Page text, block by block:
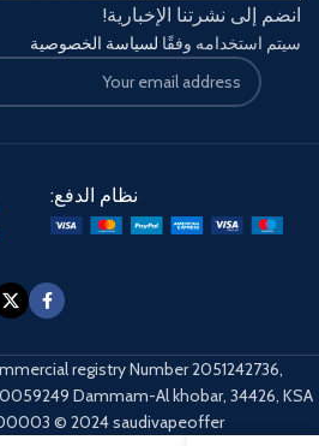
انضم إلى نشرتنا الإخبارية!
سيتم استخدامه وفقًا لسياسة الخصوصية
نظام الدفع:
registry Number 2051242736,
Dammam-Al khobar, 34426, KSA
© 2024 saudivapeoffer.